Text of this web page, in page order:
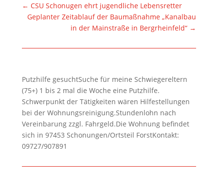
← CSU Schonugen ehrt jugendliche Lebensretter
Geplanter Zeitablauf der Baumaßnahme „Kanalbau
in der Mainstraße in Bergrheinfeld“ →
Putzhilfe gesuchtSuche für meine Schwiegereltern
(75+) 1 bis 2 mal die Woche eine Putzhilfe.
Schwerpunkt der Tätigkeiten wären Hilfestellungen
bei der Wohnungsreinigung.Stundenlohn nach
Vereinbarung zzgl. Fahrgeld.Die Wohnung befindet
sich in 97453 Schonungen/Ortsteil ForstKontakt:
09727/907891